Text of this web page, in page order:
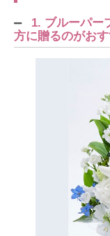
1. ブルーパー
方に贈るのがお